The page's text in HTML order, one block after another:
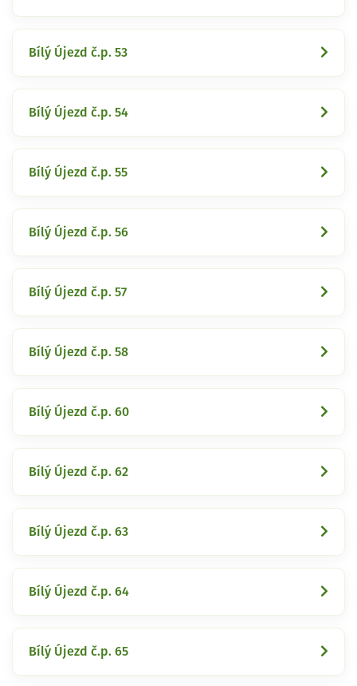
Bílý Újezd č.p. 53
Bílý Újezd č.p. 54
Bílý Újezd č.p. 55
Bílý Újezd č.p. 56
Bílý Újezd č.p. 57
Bílý Újezd č.p. 58
Bílý Újezd č.p. 60
Bílý Újezd č.p. 62
Bílý Újezd č.p. 63
Bílý Újezd č.p. 64
Bílý Újezd č.p. 65